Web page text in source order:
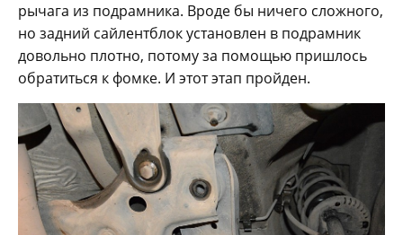
рычага из подрамника. Вроде бы ничего сложного,
но задний сайлентблок установлен в подрамник
довольно плотно, потому за помощью пришлось
обратиться к фомке. И этот этап пройден.